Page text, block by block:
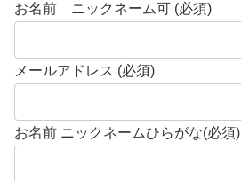
お名前 ニックネーム可 (必須)
メールアドレス (必須)
お名前 ニックネームひらがな(必須)